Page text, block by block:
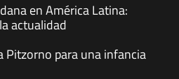
en América Latina:
actualidad
Pitzorno para una infancia